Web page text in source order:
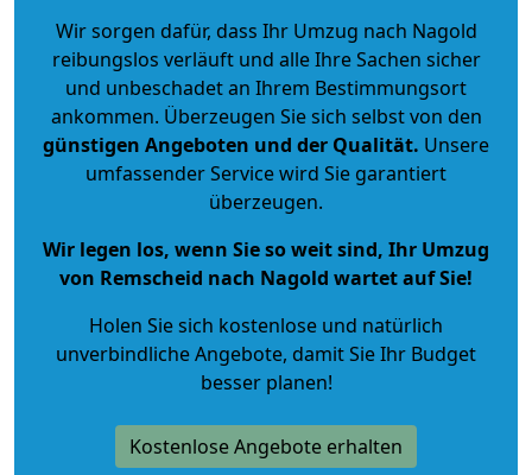
Wir sorgen dafür, dass Ihr Umzug nach Nagold
reibungslos verläuft und alle Ihre Sachen sicher
und unbeschadet an Ihrem Bestimmungsort
ankommen. Überzeugen Sie sich selbst von den
günstigen Angeboten und der Qualität. Unsere
umfassender Service wird Sie garantiert
überzeugen.
Wir legen los, wenn Sie so weit sind, Ihr Umzug
von Remscheid nach Nagold wartet auf Sie!
Holen Sie sich kostenlose und natürlich
unverbindliche Angebote, damit Sie Ihr Budget
besser planen!
Kostenlose Angebote erhalten